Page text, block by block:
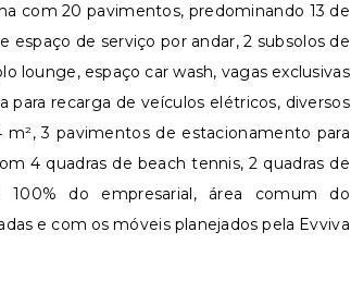
com 20 pavimentos, predominando 13 de
espaço de serviço por andar, 2 subsolos de
lounge, espaço car wash, vagas exclusivas
recarga de veículos elétricos, diversos
3 pavimentos de estacionamento para
4 quadras de beach tennis, 2 quadras de
do empresarial, área comum do
e com os móveis planejados pela Evviva